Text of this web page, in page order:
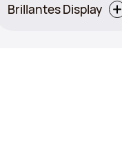
Brillantes Display